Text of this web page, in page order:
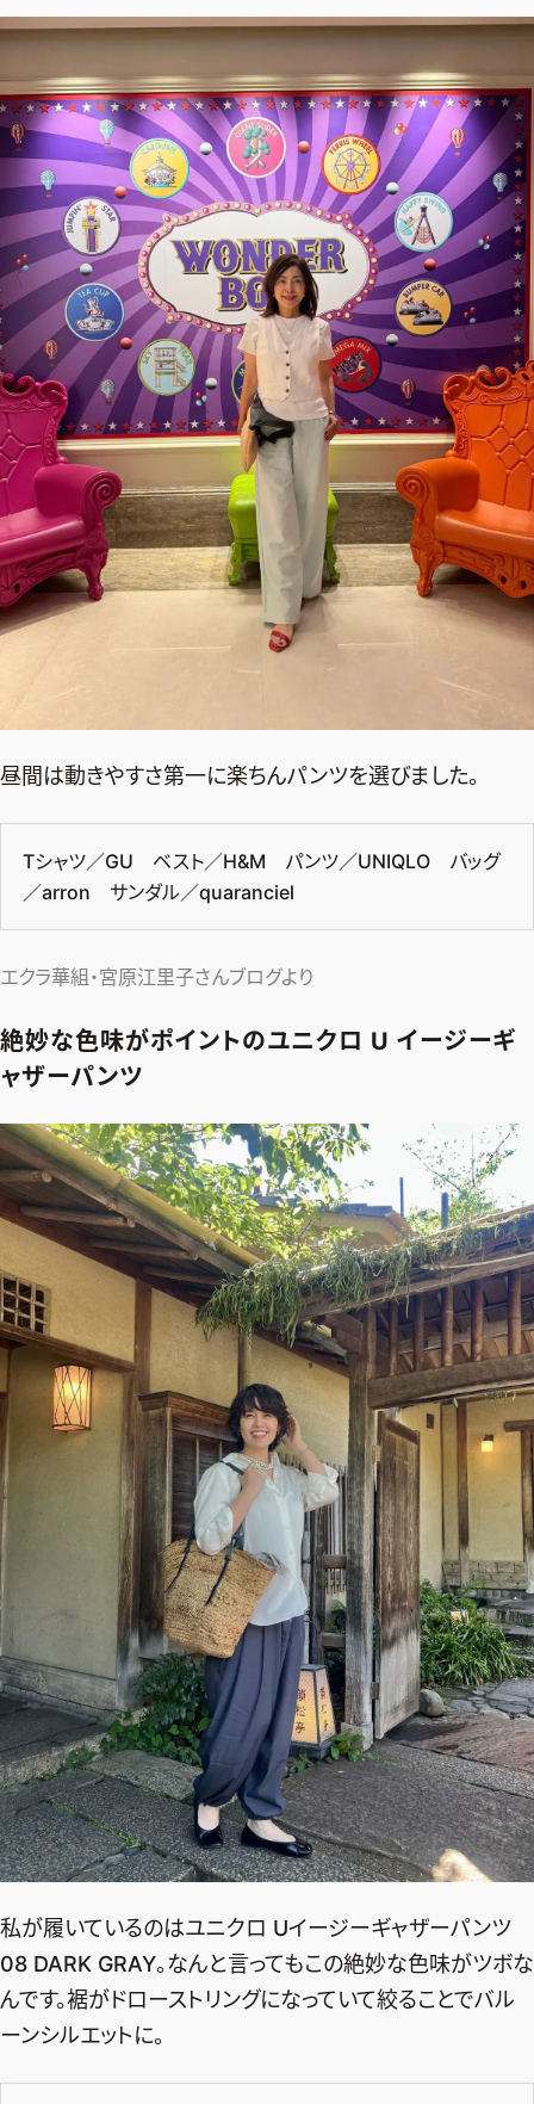
JOIN US
編集部から届くメールマガジン、
会員限定プレゼントや特別イベントへの応募など
特典が満載！
新規会員登録はこちら
昼間は動きやすさ第一に楽ちんパンツを選びました。
Tシャツ／GU ベスト／H&M パンツ／UNIQLO バッグ
／arron サンダル／quaranciel
エクラ華組・宮原江里子さんブログより
絶妙な色味がポイントのユニクロ U イージーギ
ャザーパンツ
私が履いているのはユニクロ Uイージーギャザーパンツ
08 DARK GRAY。なんと言ってもこの絶妙な色味がツボな
んです。裾がドローストリングになっていて絞ることでバル
ーンシルエットに。